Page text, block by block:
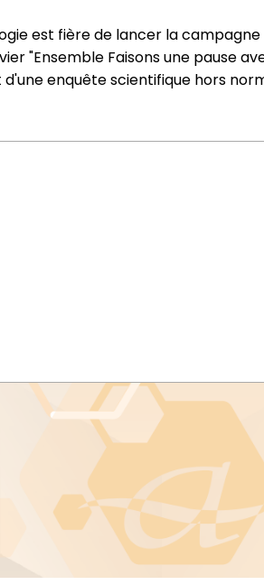
est fière de lancer la campagne
"Ensemble Faisons une pause
enquête scientifique hors